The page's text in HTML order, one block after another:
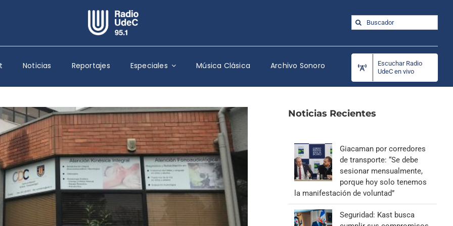
Escuchar Radio UdeC en vivo
Quiénes Somos
Programación
Podcast
Noticias
Reportajes
Columnas
Música Clásica
Especiales
Buscar:
Noticias Reportajes Especiales Música Clásica Archivo Sonoro
Escuchar Radio
UdeC en vivo
Noticias Recientes
Giacaman por corredores
de transporte: “Se debe
sesionar mensualmente,
porque hoy solo tenemos
la manifestación de voluntad”
Seguridad: Kast busca